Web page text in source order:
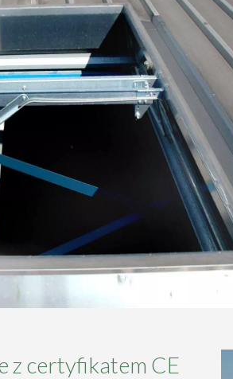
z certyfikatem CE